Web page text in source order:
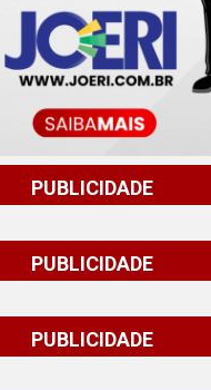
PUBLICIDADE
PUBLICIDADE
PUBLICIDADE